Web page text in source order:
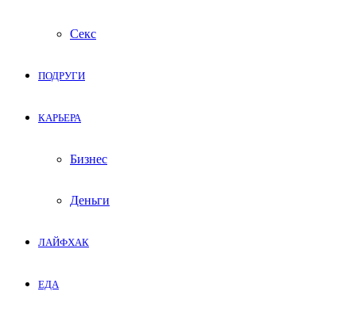
Секс
ПОДРУГИ
КАРЬЕРА
Бизнес
Деньги
ЛАЙФХАК
ЕДА